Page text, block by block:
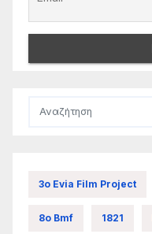
3ο Evia Film Project
8ο Bmf 1821